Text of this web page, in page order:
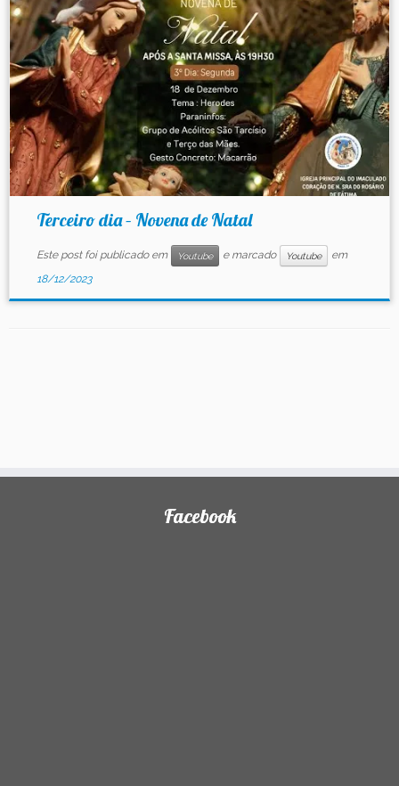
Contato
Terceiro dia – Novena de Natal
Este post foi publicado em Youtube e marcado Youtube
em
18/12/2023
Facebook